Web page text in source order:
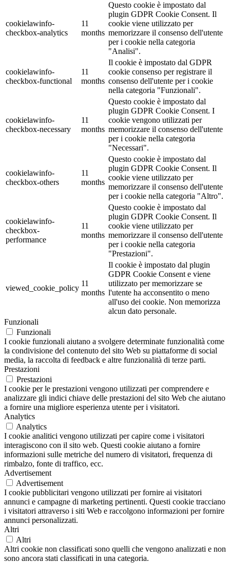
cookielawinfo-
checkbox-analytics
11
months
Questo cookie è impostato dal
plugin GDPR Cookie Consent. Il
cookie viene utilizzato per
memorizzare il consenso dell'utente
per i cookie nella categoria
"Analisi".
cookielawinfo-
checkbox-functional
11
months
Il cookie è impostato dal GDPR
cookie consenso per registrare il
consenso dell'utente per i cookie
nella categoria "Funzionali".
cookielawinfo-
checkbox-necessary
11
months
Questo cookie è impostato dal
plugin GDPR Cookie Consent. I
cookie vengono utilizzati per
memorizzare il consenso dell'utente
per i cookie nella categoria
"Necessari".
cookielawinfo-
checkbox-others
11
months
Questo cookie è impostato dal
plugin GDPR Cookie Consent. Il
cookie viene utilizzato per
memorizzare il consenso dell'utente
per i cookie nella categoria "Altro".
cookielawinfo-
checkbox-
performance
11
months
Questo cookie è impostato dal
plugin GDPR Cookie Consent. Il
cookie viene utilizzato per
memorizzare il consenso dell'utente
per i cookie nella categoria
"Prestazioni".
viewed_cookie_policy
11
months
Il cookie è impostato dal plugin
GDPR Cookie Consent e viene
utilizzato per memorizzare se
l'utente ha acconsentito o meno
all'uso dei cookie. Non memorizza
alcun dato personale.
Funzionali
Funzionali
I cookie funzionali aiutano a svolgere determinate funzionalità come
la condivisione del contenuto del sito Web su piattaforme di social
media, la raccolta di feedback e altre funzionalità di terze parti.
Prestazioni
Prestazioni
I cookie per le prestazioni vengono utilizzati per comprendere e
analizzare gli indici chiave delle prestazioni del sito Web che aiutano
a fornire una migliore esperienza utente per i visitatori.
Analytics
Analytics
I cookie analitici vengono utilizzati per capire come i visitatori
interagiscono con il sito web. Questi cookie aiutano a fornire
informazioni sulle metriche del numero di visitatori, frequenza di
rimbalzo, fonte di traffico, ecc.
Advertisement
Advertisement
I cookie pubblicitari vengono utilizzati per fornire ai visitatori
annunci e campagne di marketing pertinenti. Questi cookie tracciano
i visitatori attraverso i siti Web e raccolgono informazioni per fornire
annunci personalizzati.
Altri
Altri
Altri cookie non classificati sono quelli che vengono analizzati e non
sono ancora stati classificati in una categoria.